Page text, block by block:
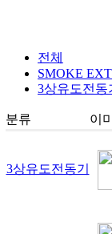
전체
SMOKE
3상유도전동
분류 이
3상유도전동기